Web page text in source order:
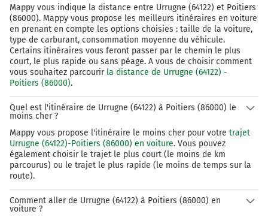
Mappy vous indique la distance entre Urrugne (64122) et Poitiers
(86000). Mappy vous propose les meilleurs itinéraires en voiture
en prenant en compte les options choisies : taille de la voiture,
type de carburant, consommation moyenne du véhicule.
Certains itinéraires vous feront passer par le chemin le plus
court, le plus rapide ou sans péage. A vous de choisir comment
vous souhaitez parcourir la distance de Urrugne (64122) -
Poitiers (86000).
Quel est l'itinéraire de Urrugne (64122) à Poitiers (86000) le
moins cher ?
Mappy vous propose l'itinéraire le moins cher pour votre trajet
Urrugne (64122)-Poitiers (86000) en voiture. Vous pouvez
également choisir le trajet le plus court (le moins de km
parcourus) ou le trajet le plus rapide (le moins de temps sur la
route).
Comment aller de Urrugne (64122) à Poitiers (86000) en
voiture ?